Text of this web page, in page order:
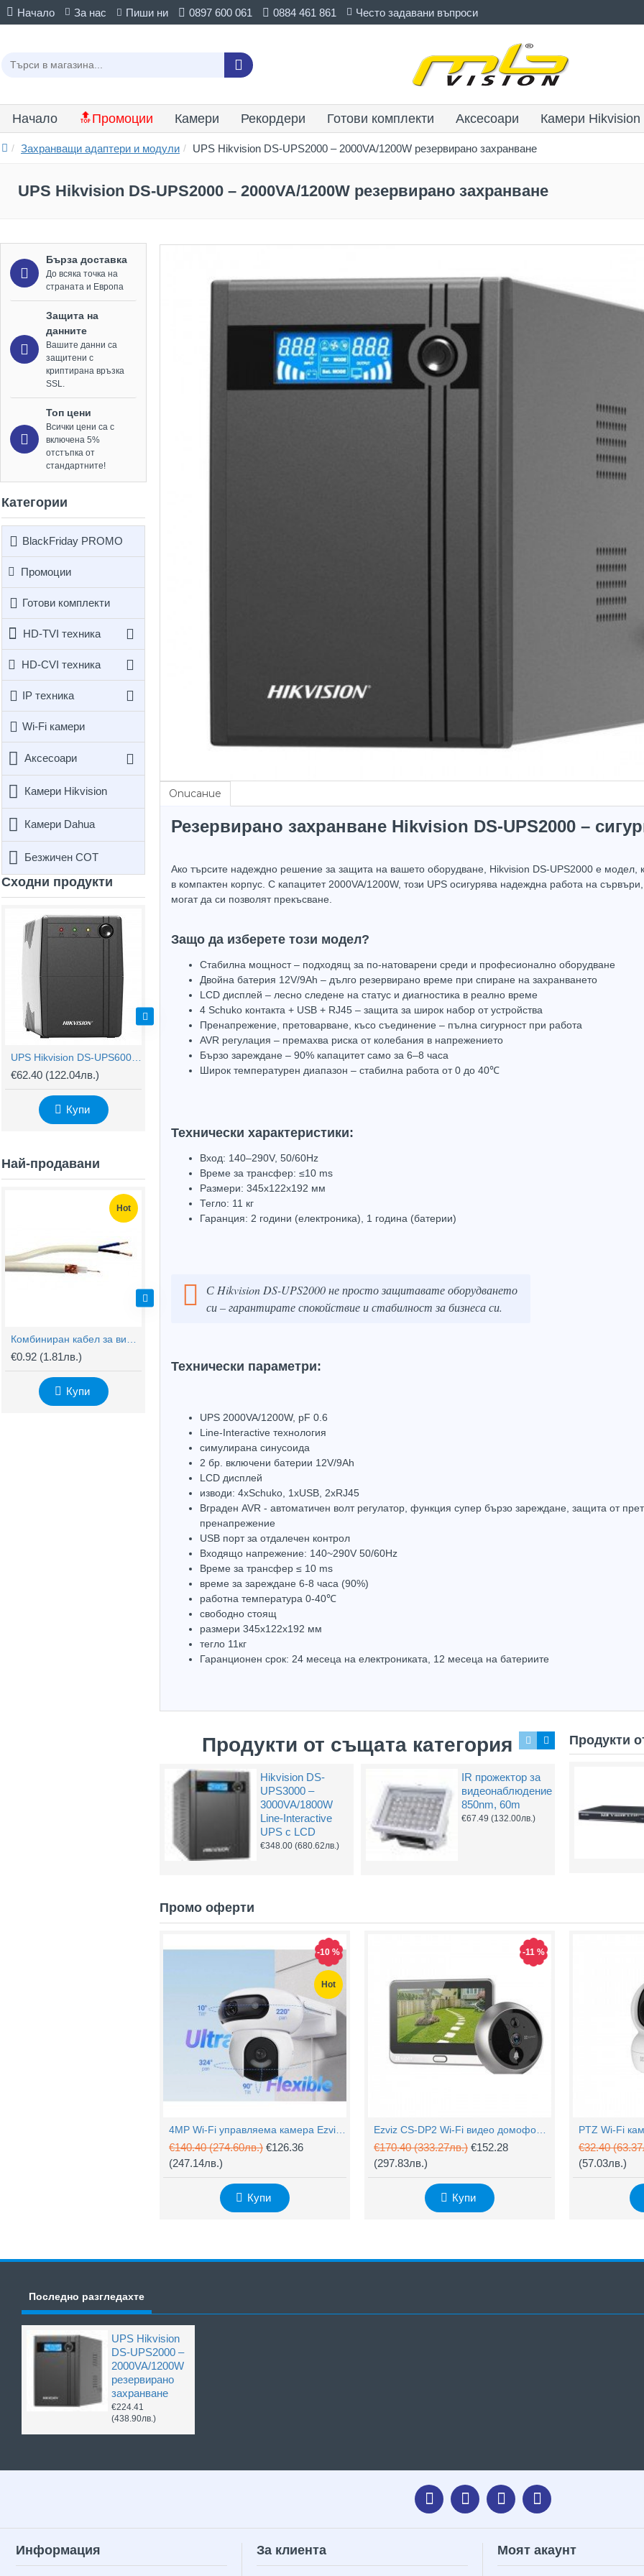
Начало За нас Пиши ни 0897 600 061 0884 461 861 Често задавани въпроси
Начало 🔝Промоции Камери Рекордери Готови комплекти Аксесоари Камери Hikvision
Захранващи адаптери и модули UPS Hikvision DS-UPS2000 – 2000VA/1200W резервирано захранване
UPS Hikvision DS-UPS2000 – 2000VA/1200W резервирано захранване
Бърза доставка
До всяка точка на
страната и Европа
Защита на
данните
Вашите данни са
защитени с
криптирана връзка
SSL.
Топ цени
Всички цени са с
включена 5%
отстъпка от
стандартните!
Категории
BlackFriday PROMO
Промоции
Готови комплекти
HD-TVI техника
HD-CVI техника
IP техника
Wi-Fi камери
Аксесоари
Камери Hikvision
Камери Dahua
Безжичен СОТ
Сходни продукти
€62.40 (122.04лв.)
Купи
UPS Hikvision DS-UPS1000 – резервирано захранване 600W с AVR
€76.80 (150.20лв.)
Hikvision DS-UPS3000 – 3000VA/1800W Line-Interactive UPS с LCD
€348.00(680.62лв.)
Най-продавани
Hot
€0.92 (1.81лв.)
Купи
Описание
Резервирано захранване Hikvision DS-UPS2000 –
Ако търсите надеждно решение за защита на вашето оборудване, Hikvision DS-UPS2000 е модел,
в компактен корпус. С капацитет 2000VA/1200W, този UPS осигурява надеждна работа на
могат да си позволят прекъсване.
Защо да изберете този модел?
Стабилна мощност – подходящ за по-натоварени среди и професионално оборудване
Двойна батерия 12V/9Ah – дълго резервирано време при спиране на захранването
LCD дисплей – лесно следене на статус и диагностика в реално време
4 Schuko контакта + USB + RJ45 – защита за широк набор от устройства
Пренапрежение, претоварване, късо съединение – пълна сигурност при работа
AVR регулация – премахва риска от колебания в напрежението
Бързо зареждане – 90% капацитет само за 6–8 часа
Широк температурен диапазон – стабилна работа от 0 до 40℃
Технически характеристики:
Вход: 140–290V, 50/60Hz
Време за трансфер: ≤10 ms
Размери: 345x122x192 мм
Тегло: 11 кг
Гаранция: 2 години (електроника), 1 година (батерии)
С Hikvision DS-UPS2000 не просто защитавате оборудването
си – гарантирате спокойствие и стабилност за бизнеса си.
Технически параметри:
UPS 2000VA/1200W, pF 0.6
Line-Interactive технология
симулирана синусоида
2 бр. включени батерии 12V/9Ah
LCD дисплей
изводи: 4xSchuko, 1xUSB, 2xRJ45
Вграден AVR - автоматичен волт регулатор, функция супер бързо зареждане, защита от
пренапрежение
USB порт за отдалечен контрол
Входящо напрежение: 140~290V 50/60Hz
Време за трансфер ≤ 10 ms
време за зареждане 6-8 часа (90%)
работна температура 0-40℃
свободно стоящ
размери 345x122x192 мм
тегло 11кг
Гаранционен срок: 24 месеца на електрониката, 12 месеца на батериите
Продукти от същата категория
Hikvision DS-
UPS3000 –
3000VA/1800W
Line-Interactive
UPS с LCD
€348.00 (680.62лв.)
IR прожектор за
видеонаблюдение
850nm, 60m
€67.49 (132.00лв.)
Продукти
Промо оферти
Hot
-10 %
€140.40(274.60лв.) €126.36
(247.14лв.)
Купи
-11 %
€170.40(333.27лв.) €152.28
(297.83лв.)
Купи
€32.40
(57.03лв.)
Последно разгледахте
UPS Hikvision
DS-UPS2000 –
2000VA/1200W
резервирано
захранване
€224.41
(438.90лв.)
Информация За клиента Моят акаунт